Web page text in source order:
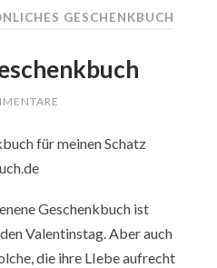
GESCHENKBUCH
für meinen Schatz
Geschenkbuch ist
Valentinstag. Aber auch
die ihre LIebe aufrecht